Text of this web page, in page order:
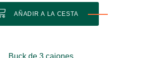
AÑADIR A LA CESTA